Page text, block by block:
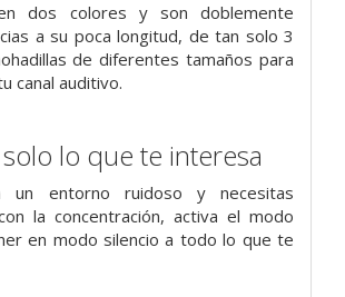
dos colores y son doblemente
a su poca longitud, de tan solo 3
de diferentes tamaños para
canal auditivo.
lo que te interesa
un entorno ruidoso y necesitas
la concentración, activa el modo
en modo silencio a todo lo que te